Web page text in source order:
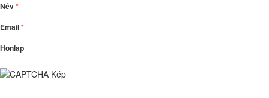
Név*
Email*
Honlap